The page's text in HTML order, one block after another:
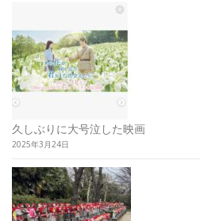
久しぶりに大号泣した映画
2025年3月24日